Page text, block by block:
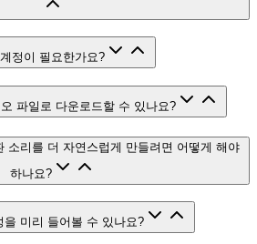
정이 필요한가요?
파일로 다운로드할 수 있나요?
소리를 더 자연스럽게 만들려면 어떻게 해야
하나요?
미리 들어볼 수 있나요?